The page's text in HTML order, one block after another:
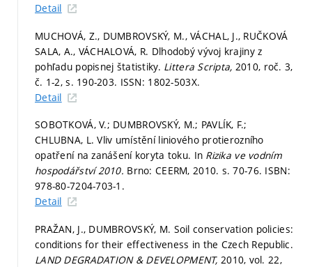
Detail
MUCHOVÁ, Z., DUMBROVSKÝ, M., VÁCHAL, J., RUČKOVÁ
SALA, A., VÁCHALOVÁ, R. Dlhodobý vývoj krajiny z
pohľadu popisnej štatistiky. Littera Scripta, 2010, roč. 3,
č. 1-2,s. 190-203. ISSN: 1802-503X.
Detail
SOBOTKOVÁ, V.; DUMBROVSKÝ, M.; PAVLÍK, F.;
CHLUBNA, L. Vliv umístění liniového protierozního
opatření na zanášení koryta toku. In Rizika ve vodním
hospodářství 2010. Brno: CEERM, 2010. s. 70-76. ISBN:
978-80-7204-703-1.
Detail
PRAŽAN, J., DUMBROVSKÝ, M. Soil conservation policies:
conditions for their effectiveness in the Czech Republic.
LAND DEGRADATION & DEVELOPMENT, 2010, vol. 22,